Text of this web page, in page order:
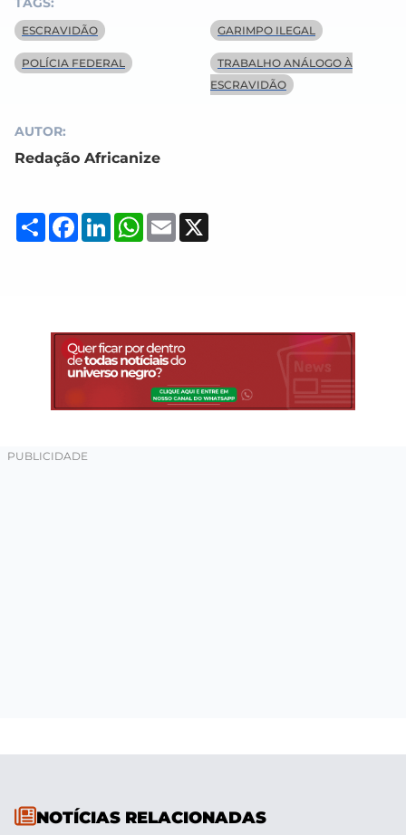
ESCRAVIDÃO GARIMPO ILEGAL
POLÍCIA FEDERAL
TRABALHO ANÁLOGO À
ESCRAVIDÃO
AUTOR:
Redação Africanize
Compartilhar
Facebook
LinkedInWhatsApp
Email
NOTÍCIAS RELACIONADAS